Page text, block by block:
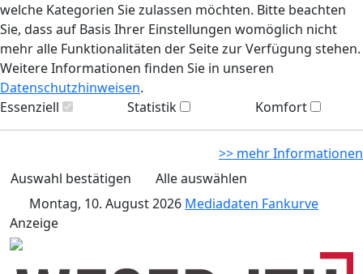
welche Kategorien Sie zulassen möchten. Bitte beachten
Sie, dass auf Basis Ihrer Einstellungen womöglich nicht
mehr alle Funktionalitäten der Seite zur Verfügung stehen.
Weitere Informationen finden Sie in unseren
Datenschutzhinweisen.
Essenziell
Statistik Komfort
>> mehr Informationen
Auswahl bestätigen
Alle auswählen
Montag, 10. August 2026 Mediadaten Fankurve
Anzeige